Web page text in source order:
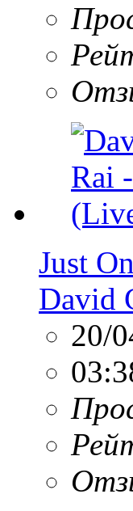
Just
David
20/